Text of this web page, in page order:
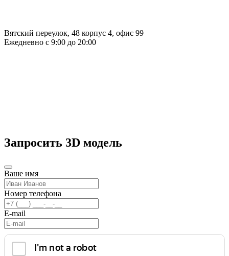
Вятский переулок, 48 корпус 4, офис 99
Ежедневно с 9:00 до 20:00
Запросить 3D модель
Ваше имя
Номер телефона
E-mail